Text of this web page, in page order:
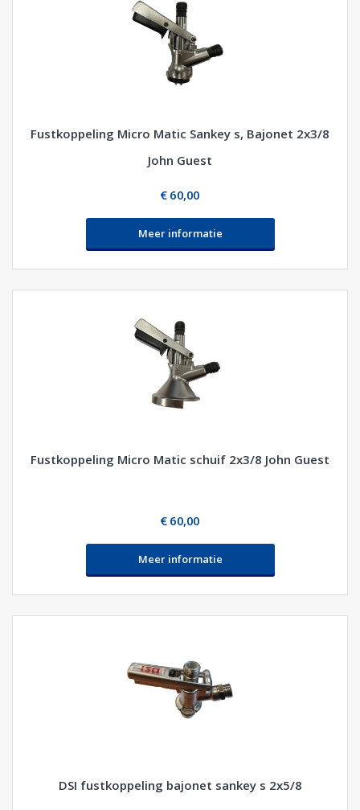
Fustkoppeling Micro Matic Sankey s, Bajonet 2x3/8
John Guest
€ 60,00
Meer informatie
Fustkoppeling Micro Matic schuif 2x3/8 John Guest
€ 60,00
Meer informatie
DSI fustkoppeling bajonet sankey s 2x5/8